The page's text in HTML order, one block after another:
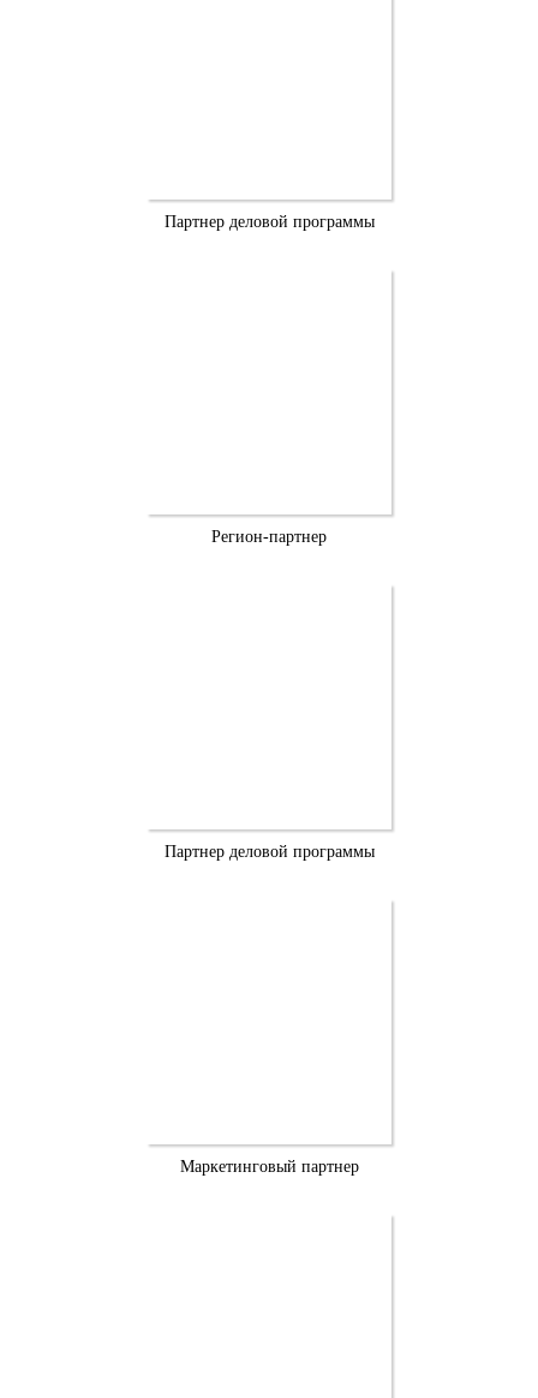
Партнер деловой программы
Регион-партнер
Партнер деловой программы
Маркетинговый партнер